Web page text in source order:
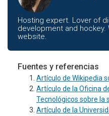
Hosting expert. Lover of
development and hockey.
website.
Fuentes y referencias
Artículo de Wikipedia
Artículo de la Oficina
Tecnológicos sobre la
Artículo de la